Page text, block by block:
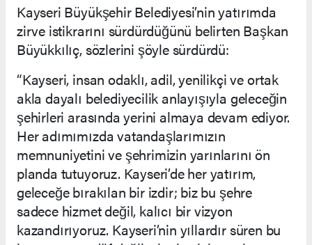
Kayseri Büyükşehir Belediyesi’nin yatırımda
zirve istikrarını sürdürdüğünü belirten Başkan
Büyükkılıç, sözlerini şöyle sürdürdü:
“Kayseri, insan odaklı, adil, yenilikçi ve ortak
akla dayalı belediyecilik anlayışıyla geleceğin
şehirleri arasında yerini almaya devam ediyor.
Her adımımızda vatandaşlarımızın
memnuniyetini ve şehrimizin yarınlarını ön
planda tutuyoruz. Kayseri’de her yatırım,
geleceğe bırakılan bir izdir; biz bu şehre
sadece hizmet değil, kalıcı bir vizyon
kazandırıyoruz. Kayseri’nin yıllardır süren bu